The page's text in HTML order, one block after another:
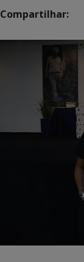
Compartilhar: